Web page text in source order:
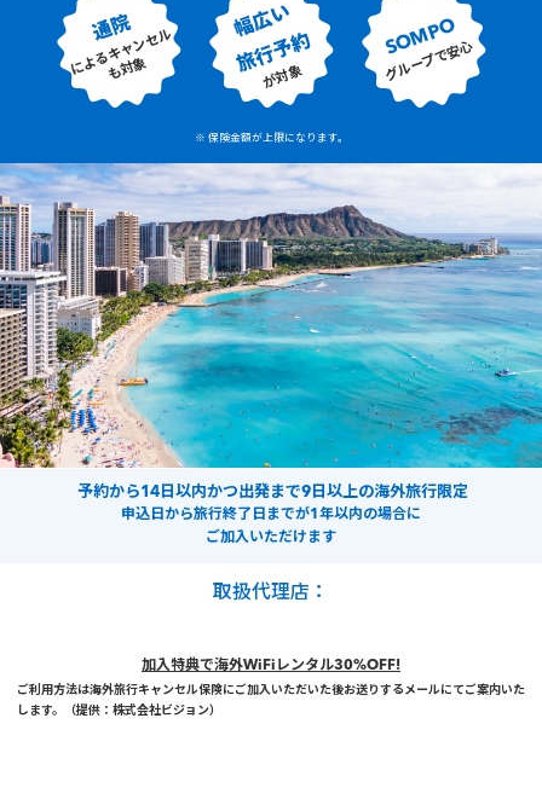
通院
によるキャンセル
も対象
幅広い
旅行予約
が対象
SOMPO
グループで安心
※ 保険金額が上限になります。
予約から14日以内かつ出発まで9日以上の海外旅行限定
申込日から旅行終了日までが1年以内の場合に
ご加入いただけます
取扱代理店：
加入特典で海外WiFiレンタル30%OFF!
ご利用方法は海外旅行キャンセル保険にご加入いただいた後お送りするメールにてご案内いた
します。（提供：株式会社ビジョン）